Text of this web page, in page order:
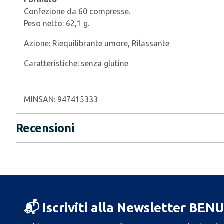
Confezione da 60 compresse.
Peso netto: 62,1 g.
Azione: Riequilibrante umore, Rilassante
Caratteristiche: senza glutine
MINSAN: 947415333
Recensioni
📬 Iscriviti alla Newsletter BENU